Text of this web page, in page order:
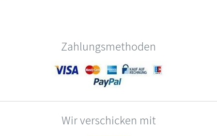
Zahlungsmethoden
Wir verschicken mit